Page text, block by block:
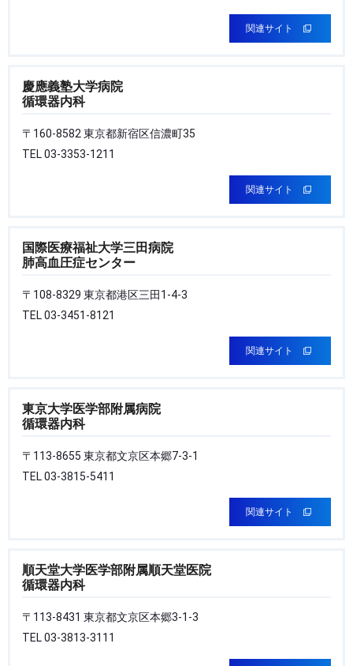
関連サイト
慶應義塾大学病院
循環器内科
〒160-8582 東京都新宿区信濃町35
TEL 03-3353-1211
関連サイト
国際医療福祉大学三田病院
肺高血圧症センター
〒108-8329 東京都港区三田1-4-3
TEL 03-3451-8121
関連サイト
東京大学医学部附属病院
循環器内科
〒113-8655 東京都文京区本郷7-3-1
TEL 03-3815-5411
関連サイト
順天堂大学医学部附属順天堂医院
循環器内科
〒113-8431 東京都文京区本郷3-1-3
TEL 03-3813-3111